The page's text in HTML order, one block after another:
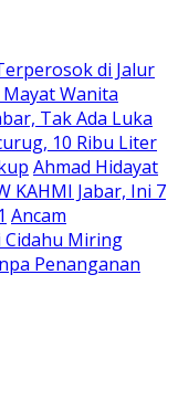
di Jalur
Wanita
Tak Ada Luka
10 Ribu Liter
Ahmad Hidayat
KAHMI Jabar, Ini 7
Ancam
Cidahu Miring
Penanganan